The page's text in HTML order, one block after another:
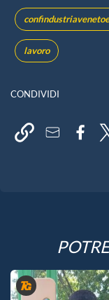
lavoro
CONDIVIDI